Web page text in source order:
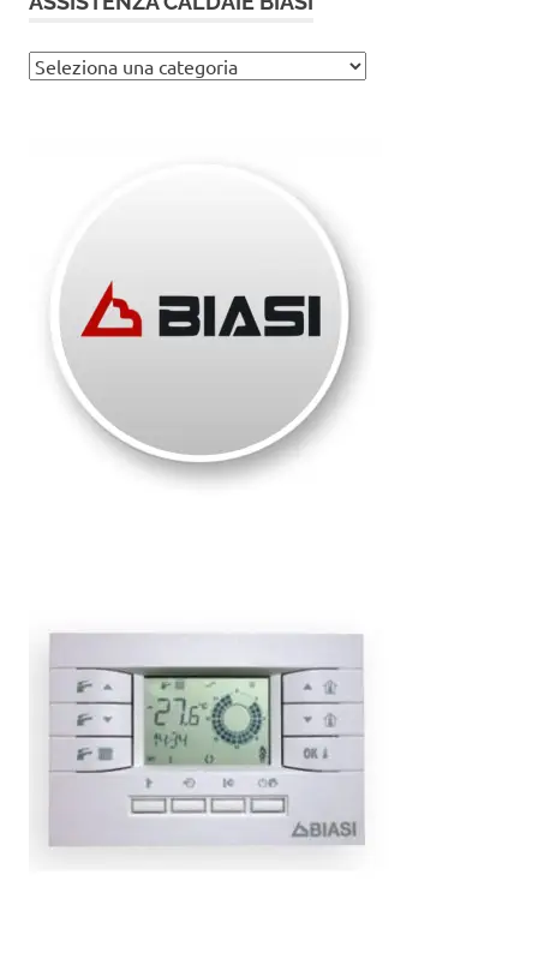
Assistenza